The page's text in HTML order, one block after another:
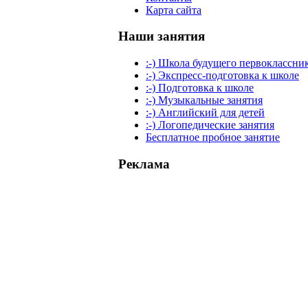
Карта сайта
Наши занятия
:-) Школа будущего
:-) Экспресс-подготовка к школе
:-) Подготовка к школе
:-) Музыкальные занятия
:-) Английский для детей
:-) Логопедические занятия
Бесплатное пробное занятие
Реклама